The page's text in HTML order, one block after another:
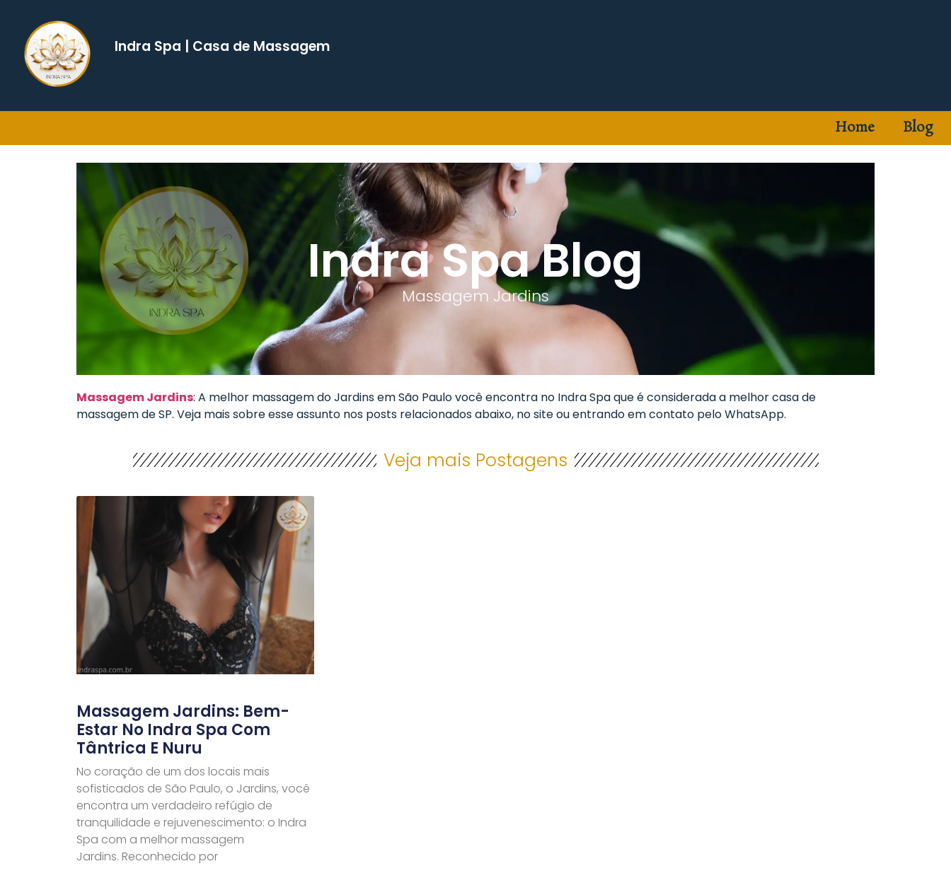
Indra Spa | Casa de Massagem
Home Blog
Indra Spa Blog
Massagem Jardins
Massagem Jardins: A melhor massagem do Jardins em São Paulo você encontra no Indra Spa que é considerada a melhor casa de
massagem de SP. Veja mais sobre esse assunto nos posts relacionados abaixo, no site ou entrando em contato pelo WhatsApp.
Veja mais Postagens
Massagem Jardins: Bem-
Estar No Indra Spa Com
Tântrica E Nuru
No coração de um dos locais mais
sofisticados de São Paulo, o Jardins, você
encontra um verdadeiro refúgio de
tranquilidade e rejuvenescimento: o Indra
Spa com a melhor massagem
Jardins. Reconhecido por